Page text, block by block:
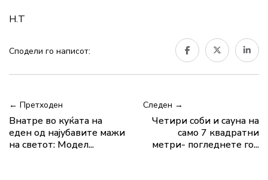
Н.Т
Сподели го написот:
← Претходен
Внатре во куќата на
еден од најубавите мажи
на светот: Модел...
Следен →
Четири соби и сауна на
само 7 квадратни
метри- погледнете го...